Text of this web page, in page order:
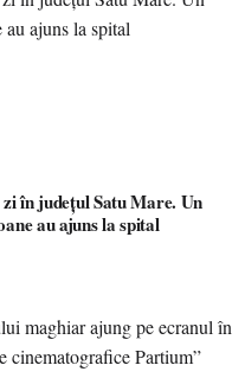
în județul Satu Mare. Un
au ajuns la spital